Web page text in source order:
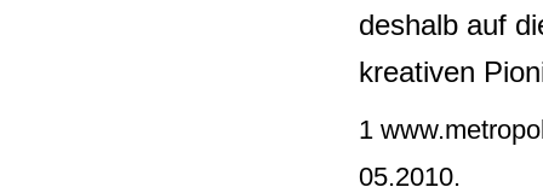
deshalb auf
kreativen
1
05.2010.